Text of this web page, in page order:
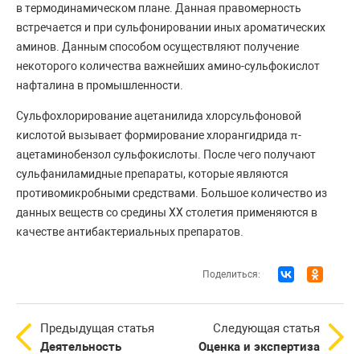
в термодинамическом плане. Данная правомерность
встречается и при сульфонировании иных ароматических
аминов. Данным способом осуществляют получение
некоторого количества важнейших амино-сульфокислот
нафталина в промышленности.
Сульфохлорирование ацетанилида хлорсульфоновой
кислотой вызывает формирование хлорангидрида π-
ацетаминобензол сульфокислоты. После чего получают
сульфаниламидные препараты, которые являются
противомикробными средствами. Большое количество из
данных веществ со средины XX столетия применяются в
качестве антибактериальных препаратов.
Поделиться:
Предыдущая статья
Деятельность
Следующая статья
Оценка и экспертиза